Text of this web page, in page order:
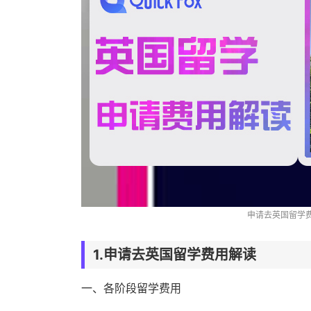
申请去英国留学
1.申请去英国留学费用解读
一、各阶段留学费用